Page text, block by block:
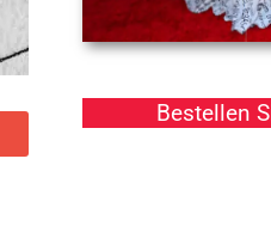
Bestellen